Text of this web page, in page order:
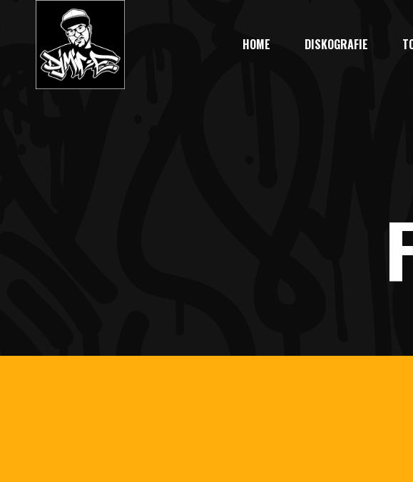
HOME DISKOGRAFIE